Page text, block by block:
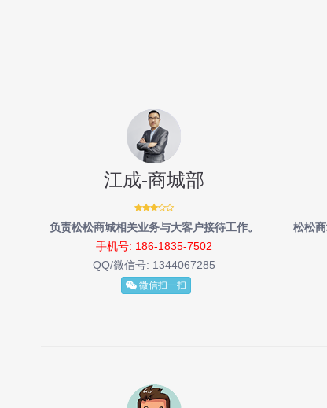
江成-商城部
负责松松商城相关业务与大客户接待工作。
手机号: 186-1835-7502
QQ/微信号: 1344067285
微信扫一扫
松松